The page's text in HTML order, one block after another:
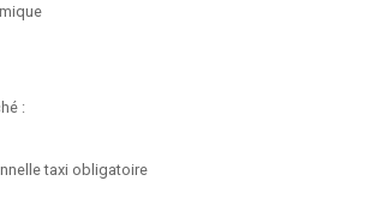
:
taxi obligatoire